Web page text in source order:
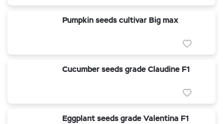
Pumpkin seeds cultivar Big max
Cucumber seeds grade Claudine F1
Eggplant seeds grade Valentina F1